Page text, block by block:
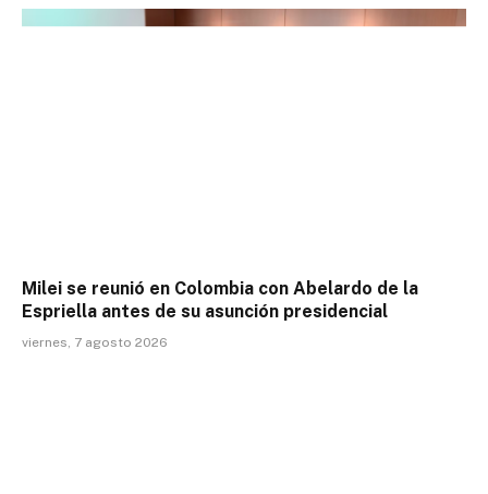
Milei se reunió en Colombia con Abelardo de la
Espriella antes de su asunción presidencial
viernes, 7 agosto 2026